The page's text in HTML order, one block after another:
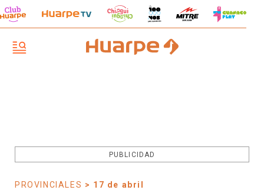
PUBLICIDAD
PROVINCIALES > 17 de abril